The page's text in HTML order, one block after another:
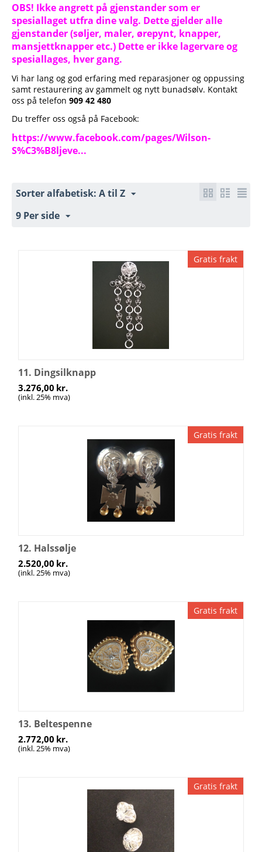
OBS! Ikke angrett på gjenstander som er
spesiallaget utfra dine valg. Dette gjelder alle
gjenstander (søljer, maler, ørepynt, knapper,
mansjettknapper etc.) Dette er ikke lagervare og
spesiallages, hver gang.
Vi har lang og god erfaring med reparasjoner og oppussing
samt restaurering av gammelt og nytt bunadsølv. Kontakt
oss på telefon 909 42 480
Du treffer oss også på Facebook:
https://www.facebook.com/pages/Wilson-
S%C3%B8ljeve...
Sorter alfabetisk: A til Z
9 Per side
Gratis frakt
11. Dingsilknapp
3.276,00 kr.
(inkl. 25% mva)
Gratis frakt
12. Halssølje
2.520,00 kr.
(inkl. 25% mva)
Gratis frakt
13. Beltespenne
2.772,00 kr.
(inkl. 25% mva)
Gratis frakt